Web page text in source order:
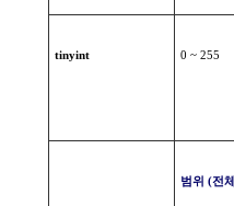
tinyint 0 ~ 255
범위 (전체